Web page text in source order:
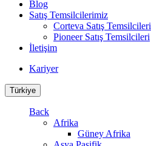
Blog
Satış Temsilcilerimiz
Corteva Satış Temsilcileri
Pioneer Satış Temsilcileri
İletişim
Kariyer
Türkiye
Back
Afrika
Güney Afrika